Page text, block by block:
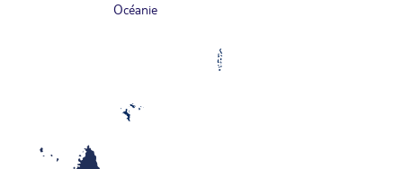
Océanie